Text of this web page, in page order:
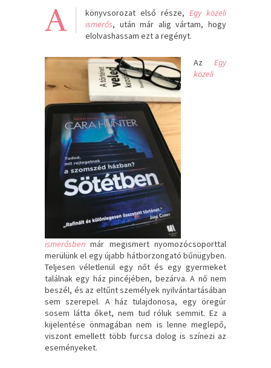
A könyvsorozat első része, Egy közeli
ismerős, után már alig vártam, hogy
elolvashassam ezt a regényt.
Az Egy
közeli
ismerősben már megismert nyomozócsoporttal
merülünk el egy újabb hátborzongató bűnügyben.
Teljesen véletlenül egy nőt és egy gyermeket
találnak egy ház pincéjében, bezárva. A nő nem
beszél, és az eltűnt személyek nyilvántartásában
sem szerepel. A ház tulajdonosa, egy öregúr
sosem látta őket, nem tud róluk semmit. Ez a
kijelentése önmagában nem is lenne meglepő,
viszont emellett több furcsa dolog is színezi az
eseményeket.